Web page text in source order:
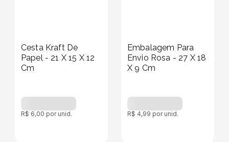
Cesta Kraft De
Papel - 21 X 15 X 12
Cm
R$ 6,00 por unid.
Embalagem Para
Envio Rosa - 27 X 18
X 9 Cm
R$ 4,99 por unid.